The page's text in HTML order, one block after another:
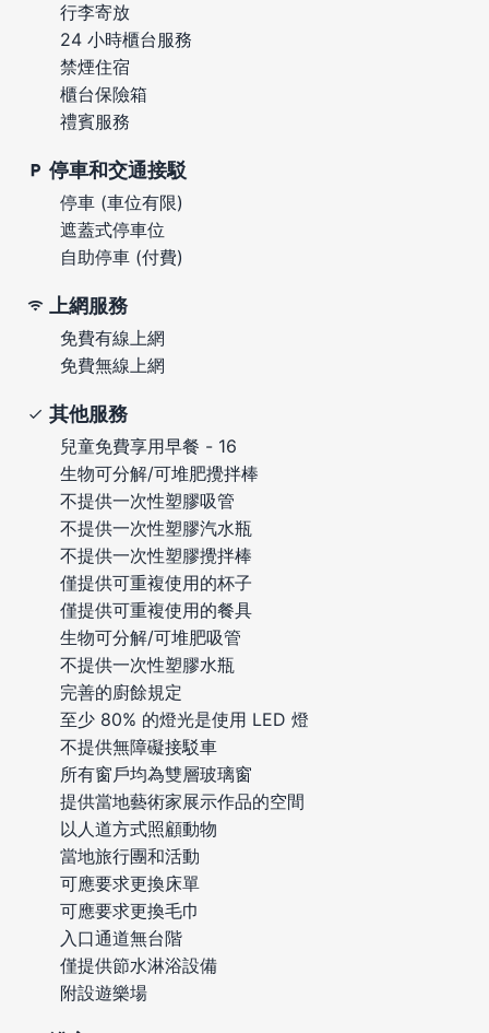
行李寄放
24 小時櫃台服務
禁煙住宿
櫃台保險箱
禮賓服務
停車和交通接駁
停車 (車位有限)
遮蓋式停車位
自助停車 (付費)
上網服務
免費有線上網
免費無線上網
其他服務
兒童免費享用早餐 - 16
生物可分解/可堆肥攪拌棒
不提供一次性塑膠吸管
不提供一次性塑膠汽水瓶
不提供一次性塑膠攪拌棒
僅提供可重複使用的杯子
僅提供可重複使用的餐具
生物可分解/可堆肥吸管
不提供一次性塑膠水瓶
完善的廚餘規定
至少 80% 的燈光是使用 LED 燈
不提供無障礙接駁車
所有窗戶均為雙層玻璃窗
提供當地藝術家展示作品的空間
以人道方式照顧動物
當地旅行團和活動
可應要求更換床單
可應要求更換毛巾
入口通道無台階
僅提供節水淋浴設備
附設遊樂場